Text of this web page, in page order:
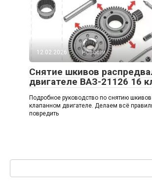
12.02.2026 Новости
Снятие шкивов
двигателе ВАЗ-21126 16
Подробное руководство по снятию
клапанном двигателе. Делаем всё
повредить